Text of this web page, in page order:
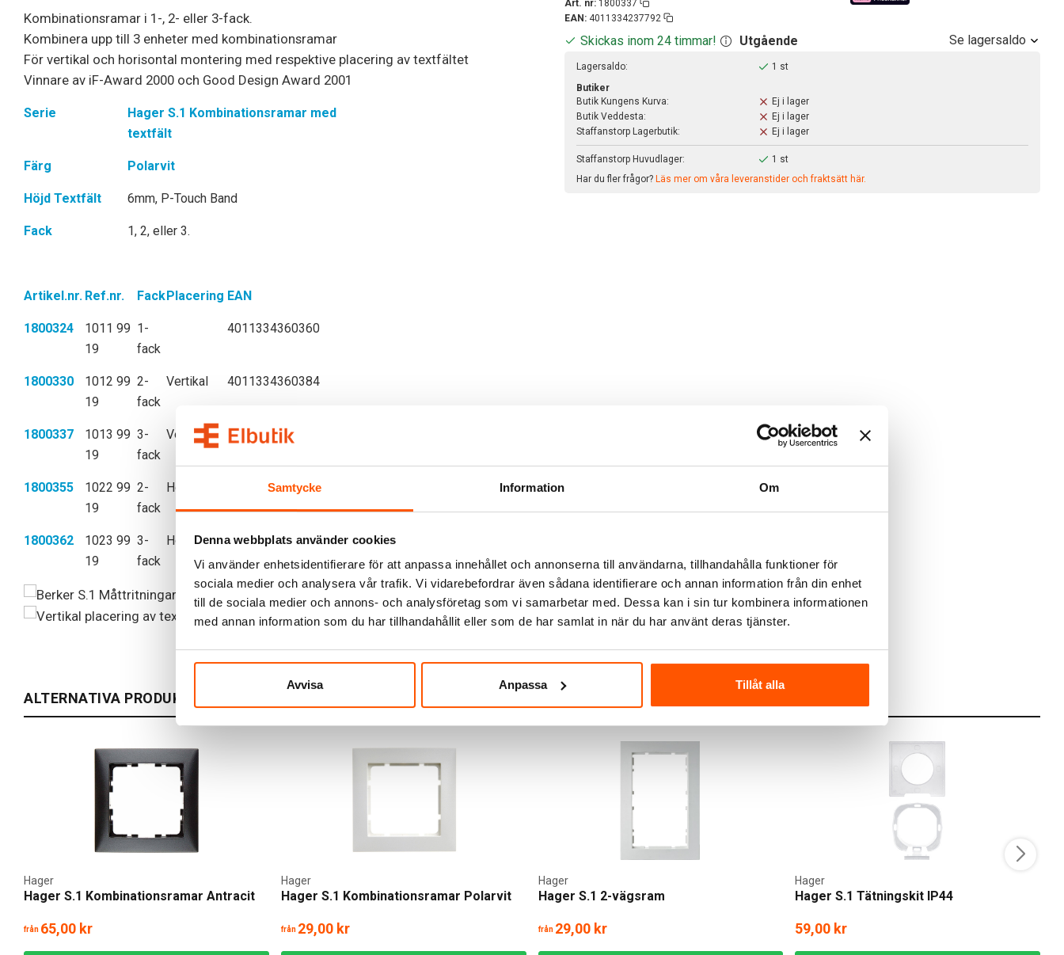
Samtycke Information Om
Denna webbplats använder cookies
Vi använder enhetsidentifierare för att anpassa innehållet och annonserna till användarna, tillhandahålla funktioner för
sociala medier och analysera vår trafik. Vi vidarebefordrar även sådana identifierare och annan information från din enhet
till de sociala medier och annons- och analysföretag som vi samarbetar med. Dessa kan i sin tur kombinera informationen
med annan information som du har tillhandahållit eller som de har samlat in när du har använt deras tjänster.
Avvisa Anpassa Tillåt alla
Kombinationsramar i 1-, 2- eller 3-fack.
Kombinera upp till 3 enheter med kombinationsramar
För vertikal och horisontal montering med respektive placering av textfältet
Vinnare av iF-Award 2000 och Good Design Award 2001
Serie
Hager S.1 Kombinationsramar med
textfält
Färg Polarvit
Höjd Textfält 6mm, P-Touch Band
Fack 1, 2, eller 3.
Artikel.nr. Ref.nr. FackPlacering EAN
1800324
1011 99
19
1-
fack
4011334360360
1800330
1012 99
19
2-
fack
Vertikal 4011334360384
1800337
1013 99
19
3-
fack
Vertikal 4011334360407
1800355
1022 99
19
2-
fack
Horisontal 4011334360421
1800362
1023 99
19
3-
fack
Horisontal 4011334360445
Art. nr: 1800337
EAN: 4011334237792
Skickas inom 24 timmar! Utgående Se lagersaldo
Lagersaldo:
1 st
Butiker
Butik Kungens Kurva:
Ej i lager
Butik Veddesta:
Ej i lager
Staffanstorp Lagerbutik:
Ej i lager
Staffanstorp Huvudlager:
1 st
Har du fler frågor?Läs mer om våra leveranstider och fraktsätt här.
ALTERNATIVA PRODUKTER
Hager S.1 Kombinationsramar Antracit
Hager
från 65,00 kr
Hager S.1 Kombinationsramar Polarvit
Hager
från 29,00 kr
Hager S.1 2-vägsram
Hager
från 29,00 kr
Hager S.1 Tätningskit IP44
Hager
59,00 kr